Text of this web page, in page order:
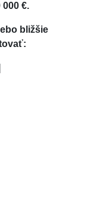
000€.
bližšie